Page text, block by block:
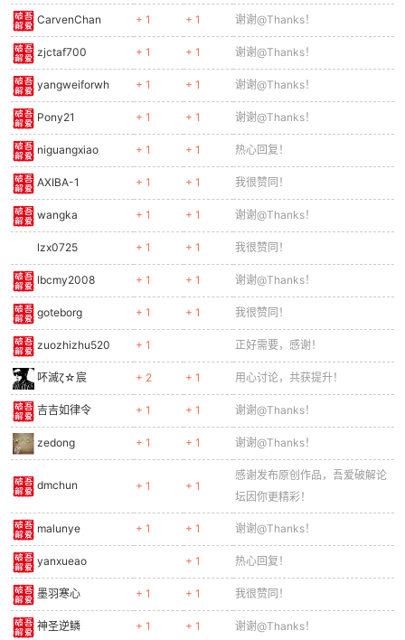
CarvenChan + 1 + 1 谢谢@Thanks！
zjctaf700 + 1 + 1 谢谢@Thanks！
yangweiforwh + 1 + 1 谢谢@Thanks！
Pony21 + 1 + 1 谢谢@Thanks！
niguangxiao + 1 + 1 热心回复！
AXIBA-1 + 1 + 1 我很赞同！
wangka + 1 + 1 谢谢@Thanks！
lzx0725 + 1 + 1 我很赞同！
lbcmy2008 + 1 + 1 谢谢@Thanks！
goteborg + 1 + 1 我很赞同！
zuozhizhu520 + 1 正好需要，感谢！
吥滅ζ☆宸 + 2 + 1 用心讨论，共获提升！
吉吉如律令 + 1 + 1 谢谢@Thanks！
zedong + 1 + 1 谢谢@Thanks！
dmchun + 1 + 1
感谢发布原创作品，吾爱破解论
坛因你更精彩！
malunye + 1 + 1 谢谢@Thanks！
yanxueao + 1 热心回复！
墨羽寒心 + 1 + 1 我很赞同！
神圣逆鳞 + 1 + 1 谢谢@Thanks！